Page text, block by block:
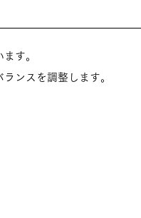
す。
ンスを調整します。